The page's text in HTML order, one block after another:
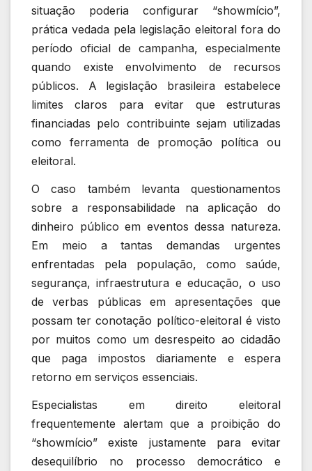
situação poderia configurar “showmício”,
prática vedada pela legislação eleitoral fora do
período oficial de campanha, especialmente
quando existe envolvimento de recursos
públicos. A legislação brasileira estabelece
limites claros para evitar que estruturas
financiadas pelo contribuinte sejam utilizadas
como ferramenta de promoção política ou
eleitoral.
O caso também levanta questionamentos
sobre a responsabilidade na aplicação do
dinheiro público em eventos dessa natureza.
Em meio a tantas demandas urgentes
enfrentadas pela população, como saúde,
segurança, infraestrutura e educação, o uso
de verbas públicas em apresentações que
possam ter conotação político-eleitoral é visto
por muitos como um desrespeito ao cidadão
que paga impostos diariamente e espera
retorno em serviços essenciais.
Especialistas em direito eleitoral
frequentemente alertam que a proibição do
“showmício” existe justamente para evitar
desequilíbrio no processo democrático e